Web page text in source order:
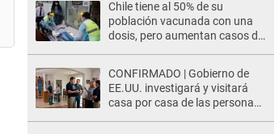
Chile tiene al 50% de su
población vacunada con una
dosis, pero aumentan casos de
CONFIRMADO | Gobierno de
EE.UU. investigará y visitará
casa por casa de las personas